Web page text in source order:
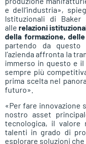
e dell’industria»,
Istituzionali di Baker
alle relazioni
della formazione,
partendo da questo
l’azienda affronta la
immerso in questo e
sempre più
prima scelta nel
futuro».
«Per fare innovazione
nostro asset
tecnologica, il valore
talenti in grado di
esplorare soluzioni